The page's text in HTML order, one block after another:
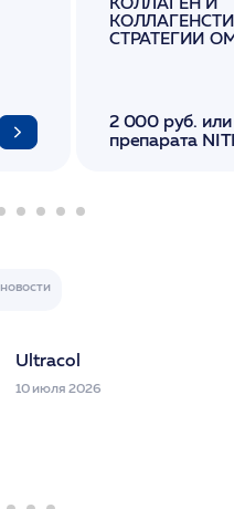
СТРАТЕГИИ
2 000 руб. или
препарата
Ultracol
10 июля 2026